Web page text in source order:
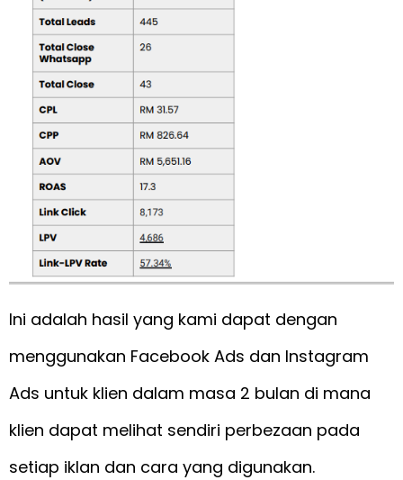
Ini adalah hasil yang kami dapat dengan
menggunakan Facebook Ads dan Instagram
Ads untuk klien dalam masa 2 bulan di mana
klien dapat melihat sendiri perbezaan pada
setiap iklan dan cara yang digunakan.